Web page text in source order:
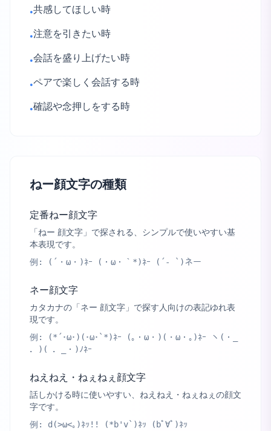
•共感してほしい時
•注意を引きたい時
•会話を盛り上げたい時
•ペアで楽しく会話する時
•確認や念押しをする時
ねー顔文字の種類
定番ねー顔文字
「ねー 顔文字」で探される、シンプルで使いやすい基
本表現です。
例: (´・ω・)ﾈｰ (・ω・｀*)ﾈｰ (´- `)ネー
ネー顔文字
カタカナの「ネー 顔文字」で探す人向けの表記ゆれ表
現です。
例:
(*´･ω･)(･ω･`*)ﾈｰ (｡・ω・)(・ω・｡)ﾈｰ ヽ(・_
．)( ．_・)ﾉﾈｰ
ねえねえ・ねぇねぇ顔文字
話しかける時に使いやすい、ねえねえ・ねぇねぇの顔文
字です。
例: d(>ω<｡)ﾈｯ!! (*b'v`)ﾈｯ (bﾟ∀ﾟ)ﾈｯ